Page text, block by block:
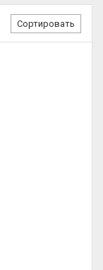
Сортировать